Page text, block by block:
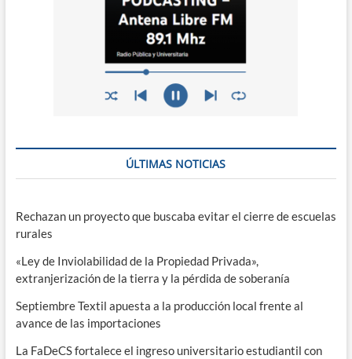
ÚLTIMAS NOTICIAS
Rechazan un proyecto que buscaba evitar el cierre de escuelas
rurales
«Ley de Inviolabilidad de la Propiedad Privada»,
extranjerización de la tierra y la pérdida de soberanía
Septiembre Textil apuesta a la producción local frente al
avance de las importaciones
La FaDeCS fortalece el ingreso universitario estudiantil con